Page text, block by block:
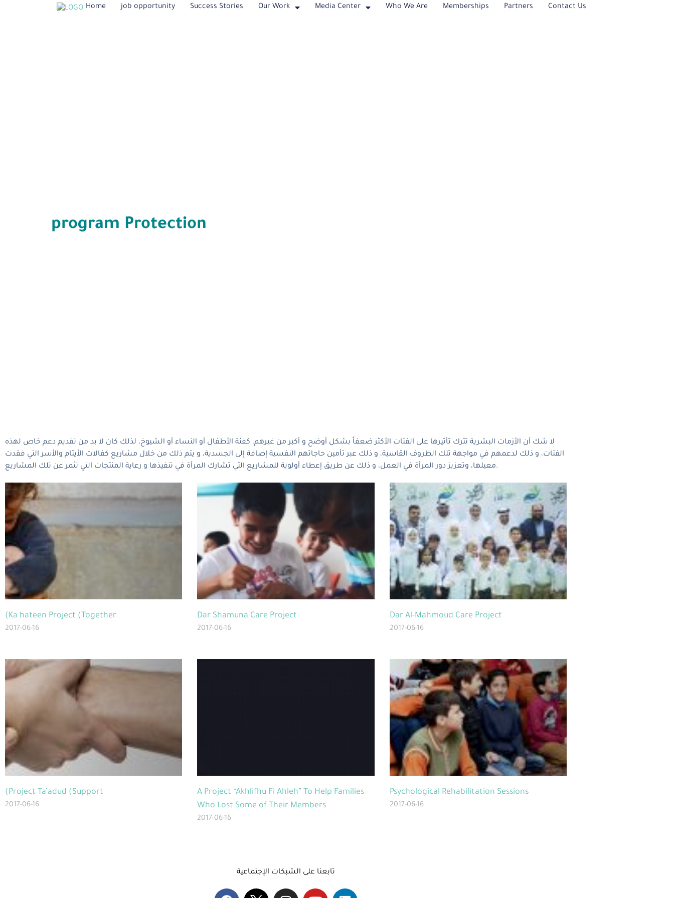
Home job opportunity Success Stories Our Work Media Center Who We Are Memberships Partners Contact Us
program Protection
لا شك أن الأزمات البشرية تترك تأثيرها على الفئات الأكثر ضعفاً بشكل أوضح و أكبر من غيرهم، كفئة الأطفال أو النساء أو الشيوخ، لذلك كان لا بد من تقديم دعم خاص لهذه
الفئات، و ذلك لدعمهم في مواجهة تلك الظروف القاسية، و ذلك عبر تأمين حاجاتهم النفسية إضافة إلى الجسدية، و يتم ذلك من خلال مشاريع كفالات الأيتام والأسر التي فقدت
معيلها، وتعزيز دور المرأة في العمل، و ذلك عن طريق إعطاء أولوية للمشاريع التي تشارك المرأة في تنفيذها و رعاية المنتجات التي تثمر عن تلك المشاريع.
(Ka hateen Project (Together
2017-06-16
Dar Shamuna Care Project
2017-06-16
Dar Al-Mahmoud Care Project
2017-06-16
(Project Ta’adud (Support
2017-06-16
A Project “Akhlifhu Fi Ahleh” To Help Families
Who Lost Some of Their Members
2017-06-16
Psychological Rehabilitation Sessions
2017-06-16
تابعنا على الشبكات الإجتماعية